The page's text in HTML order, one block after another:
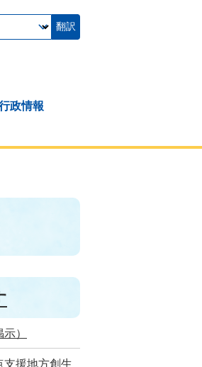
翻訳
政情報
）
支援地方創生